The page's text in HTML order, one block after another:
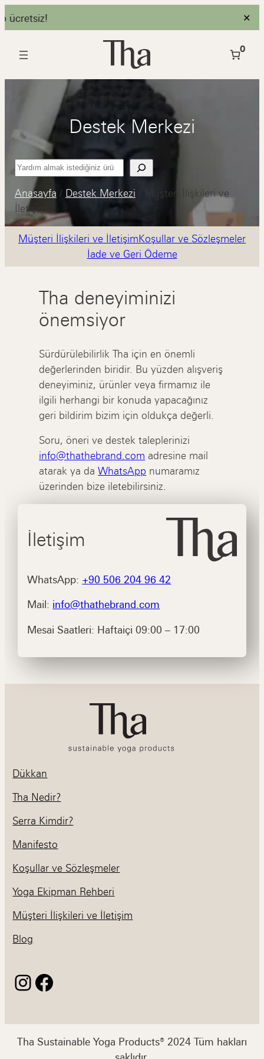
ücretsiz! ✕
geç
0
Destek Merkezi
Ara
Anasayfa / Destek Merkezi
Müşteri İlişkileri ve
İletişim
Müşteri İlişkileri ve İletişim Koşullar ve Sözleşmeler
İade ve Geri Ödeme
Tha deneyiminizi
önemsiyor
Sürdürülebilirlik Tha için en önemli
değerlerinden biridir. Bu yüzden alışveriş
deneyiminiz, ürünler veya firmamız ile
ilgili herhangi bir konuda yapacağınız
geri bildirim bizim için oldukça değerli.
Soru, öneri ve destek taleplerinizi
info@thathebrand.com adresine mail
atarak ya daWhatsApp numaramız
üzerinden bize iletebilirsiniz.
İletişim
WhatsApp: +90 506 204 96 42
Mail: info@thathebrand.com
Mesai Saatleri: Haftaiçi 09:00 – 17:00
Dükkan
Tha Nedir?
Serra Kimdir?
Manifesto
Koşullar ve Sözleşmeler
Yoga Ekipman Rehberi
Müşteri İlişkileri ve İletişim
Blog
InstagramFacebook
Tha Sustainable Yoga Products® 2024 Tüm hakları